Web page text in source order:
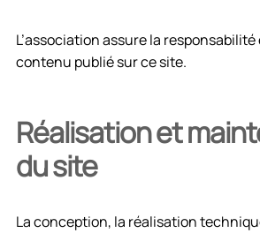
L’association assure la
contenu publié sur ce site.
Réalisation et
du site
La conception, la réalisation